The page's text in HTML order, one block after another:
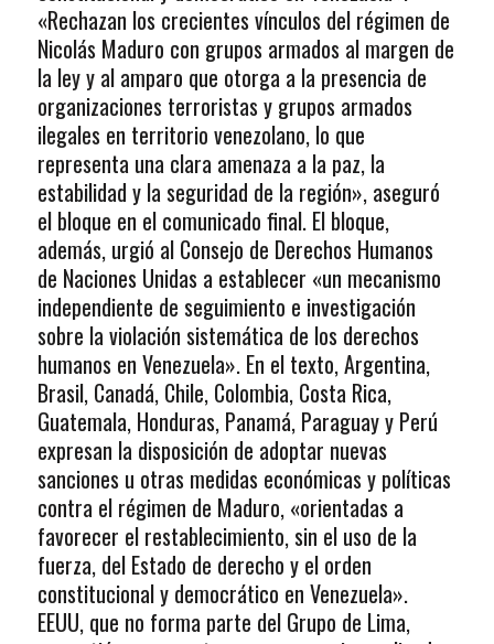
«Rechazan los crecientes vínculos del régimen de
Nicolás Maduro con grupos armados al margen de
la ley y al amparo que otorga a la presencia de
organizaciones terroristas y grupos armados
ilegales en territorio venezolano, lo que
representa una clara amenaza a la paz, la
estabilidad y la seguridad de la región», aseguró
el bloque en el comunicado final. El bloque,
además, urgió al Consejo de Derechos Humanos
de Naciones Unidas a establecer «un mecanismo
independiente de seguimiento e investigación
sobre la violación sistemática de los derechos
humanos en Venezuela». En el texto, Argentina,
Brasil, Canadá, Chile, Colombia, Costa Rica,
Guatemala, Honduras, Panamá, Paraguay y Perú
expresan la disposición de adoptar nuevas
sanciones u otras medidas económicas y políticas
contra el régimen de Maduro, «orientadas a
favorecer el restablecimiento, sin el uso de la
fuerza, del Estado de derecho y el orden
constitucional y democrático en Venezuela».
EEUU, que no forma parte del Grupo de Lima,